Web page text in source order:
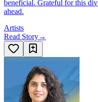
beneficial. Grateful for this
ahead.
Artists
Read Story→